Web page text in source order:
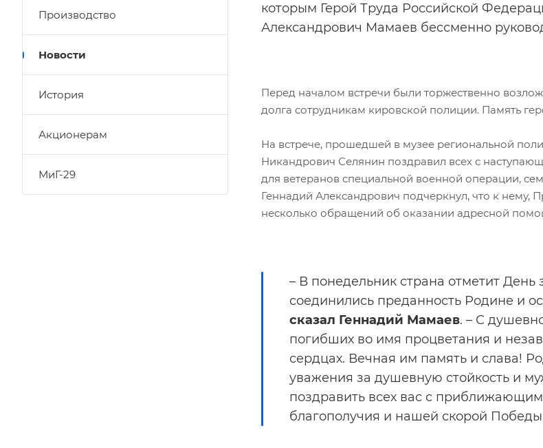
которым Герой Труда Российской
Александрович Мамаев бессменно
Перед началом встречи были торжественно
долга сотрудникам кировской полиции. Память
На встрече, прошедшей в музее региональной
Никандрович Селянин поздравил всех с
для ветеранов специальной военной операции,
Геннадий Александрович подчеркнул, что к нему,
несколько обращений об оказании адресной
– В понедельник страна отметит
соединились преданность Родине и
сказал Геннадий Мамаев. – С
погибших во имя процветания и
сердцах. Вечная им память и слава!
уважения за душевную стойкость и
поздравить всех вас с
благополучия и нашей скорой
Производство
Новости
История
Акционерам
МиГ-29